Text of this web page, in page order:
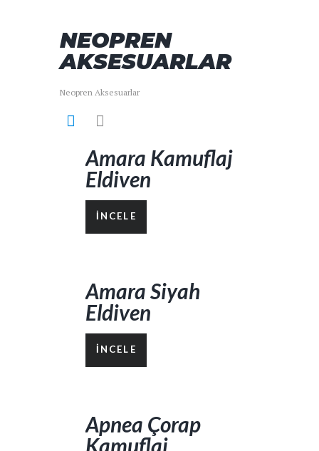
NEOPREN
AKSESUARLAR
Neopren Aksesuarlar
Amara Kamuflaj
Eldiven
İNCELE
Amara Siyah
Eldiven
İNCELE
Apnea Çorap
Kamuflaj